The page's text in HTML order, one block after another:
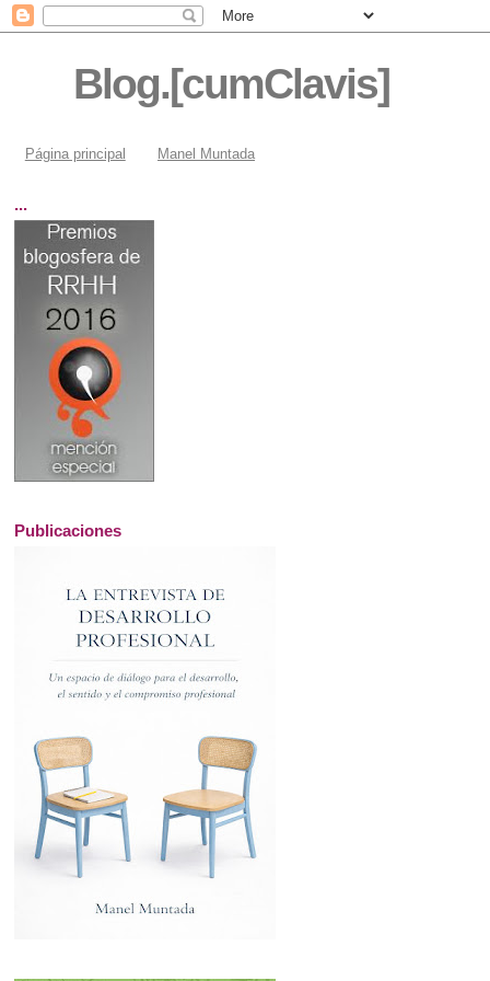
Blog.[cumClavis]
Página principal Manel Muntada
...
Publicaciones